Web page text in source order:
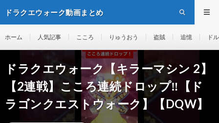
ドラクエウォーク動画まとめ
ホーム 人気記事 こころ りゅうおう 盗賊 追憶 ド
ドラクエウォーク【キラーマシン 2】
【2連戦】こころ連続ドロップ‼️【ド
ラゴンクエストウォーク】【DQW】